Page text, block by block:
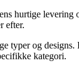
hurtige
efter.
typer og
kategori.